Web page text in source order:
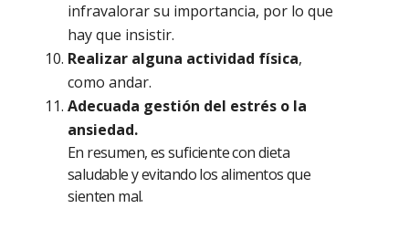
infravalorar su importancia, por lo que
hay que insistir.
Realizar alguna actividad física,
como andar.
Adecuada gestión del estrés o la
ansiedad.
En resumen, es suficiente con dieta
saludable y evitando los alimentos que
sienten mal.